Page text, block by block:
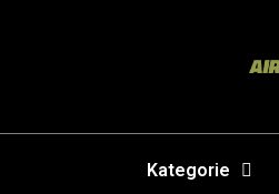
Kategorie